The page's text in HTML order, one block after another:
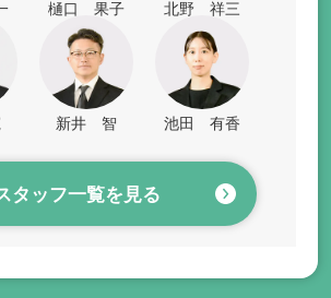
樋口 果子 北野 祥三
新井 智 池田 有香
タッフ一覧を見る